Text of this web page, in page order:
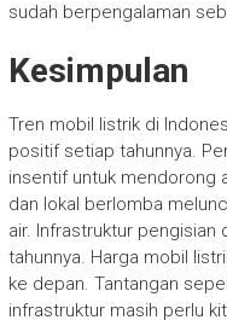
sudah berpengalaman
Kesimpulan
Tren mobil listrik di
positif setiap tahunnya.
insentif untuk mendorong
dan lokal berlomba
air. Infrastruktur
tahunnya. Harga mobil
ke depan. Tantangan
infrastruktur masih perlu